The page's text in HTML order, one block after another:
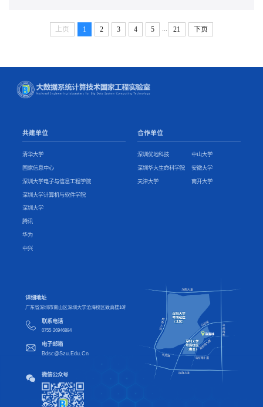
上页 1 2 3 4 5 ... 21 下页
共建单位
清华大学
国家信息中心
深圳大学电子与信息工程学院
深圳大学计算机与软件学院
深圳大学
腾讯
华为
中兴
合作单位
深圳优地科技 中山大学
深圳华大生命科学院 安徽大学
天津大学 南开大学
详细地址
广东省深圳市南山区深圳大学沧海校区致真楼10楼
联系电话
0755-26946884
电子邮箱
Bdsc@Szu.Edu.Cn
微信公众号